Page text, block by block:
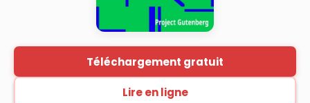
Téléchargement gratuit
Lire en ligne